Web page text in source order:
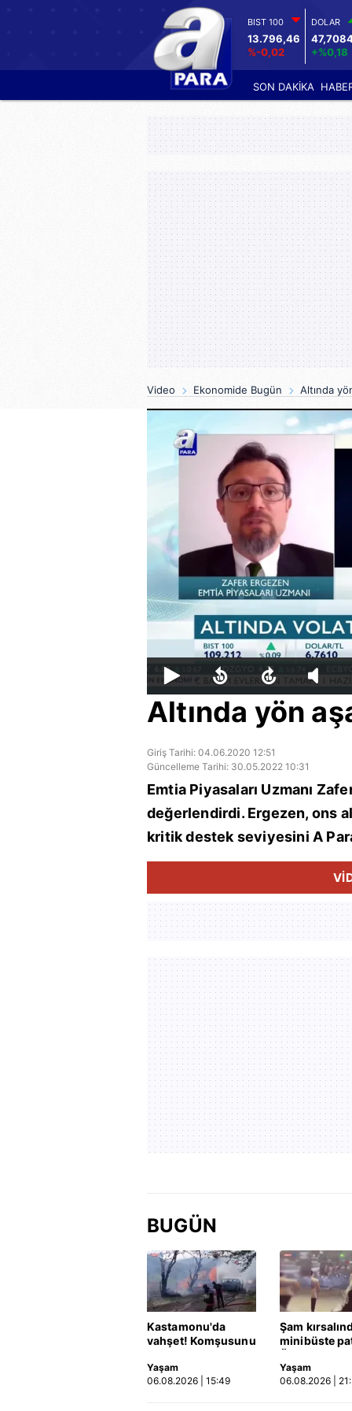
BIST 100
13.796,46
%-0,02
DOLAR
+%0,18
SON DAKİKA
Video Ekonomide Bugün Altında
Altında yön
Giriş Tarihi: 04.06.2020 12:51
Güncelleme Tarihi: 30.05.2022 10:31
Emtia Piyasaları Uzmanı
değerlendirdi. Ergezen, ons
kritik destek seviyesini A
BUGÜN
Kastamonu'da
vahşet! Komşusunu
aracını ateşe verdi |
Video
Yaşam
06.08.2026 | 15:49
Şam
minibüste
Yaşam
06.08.2026 |